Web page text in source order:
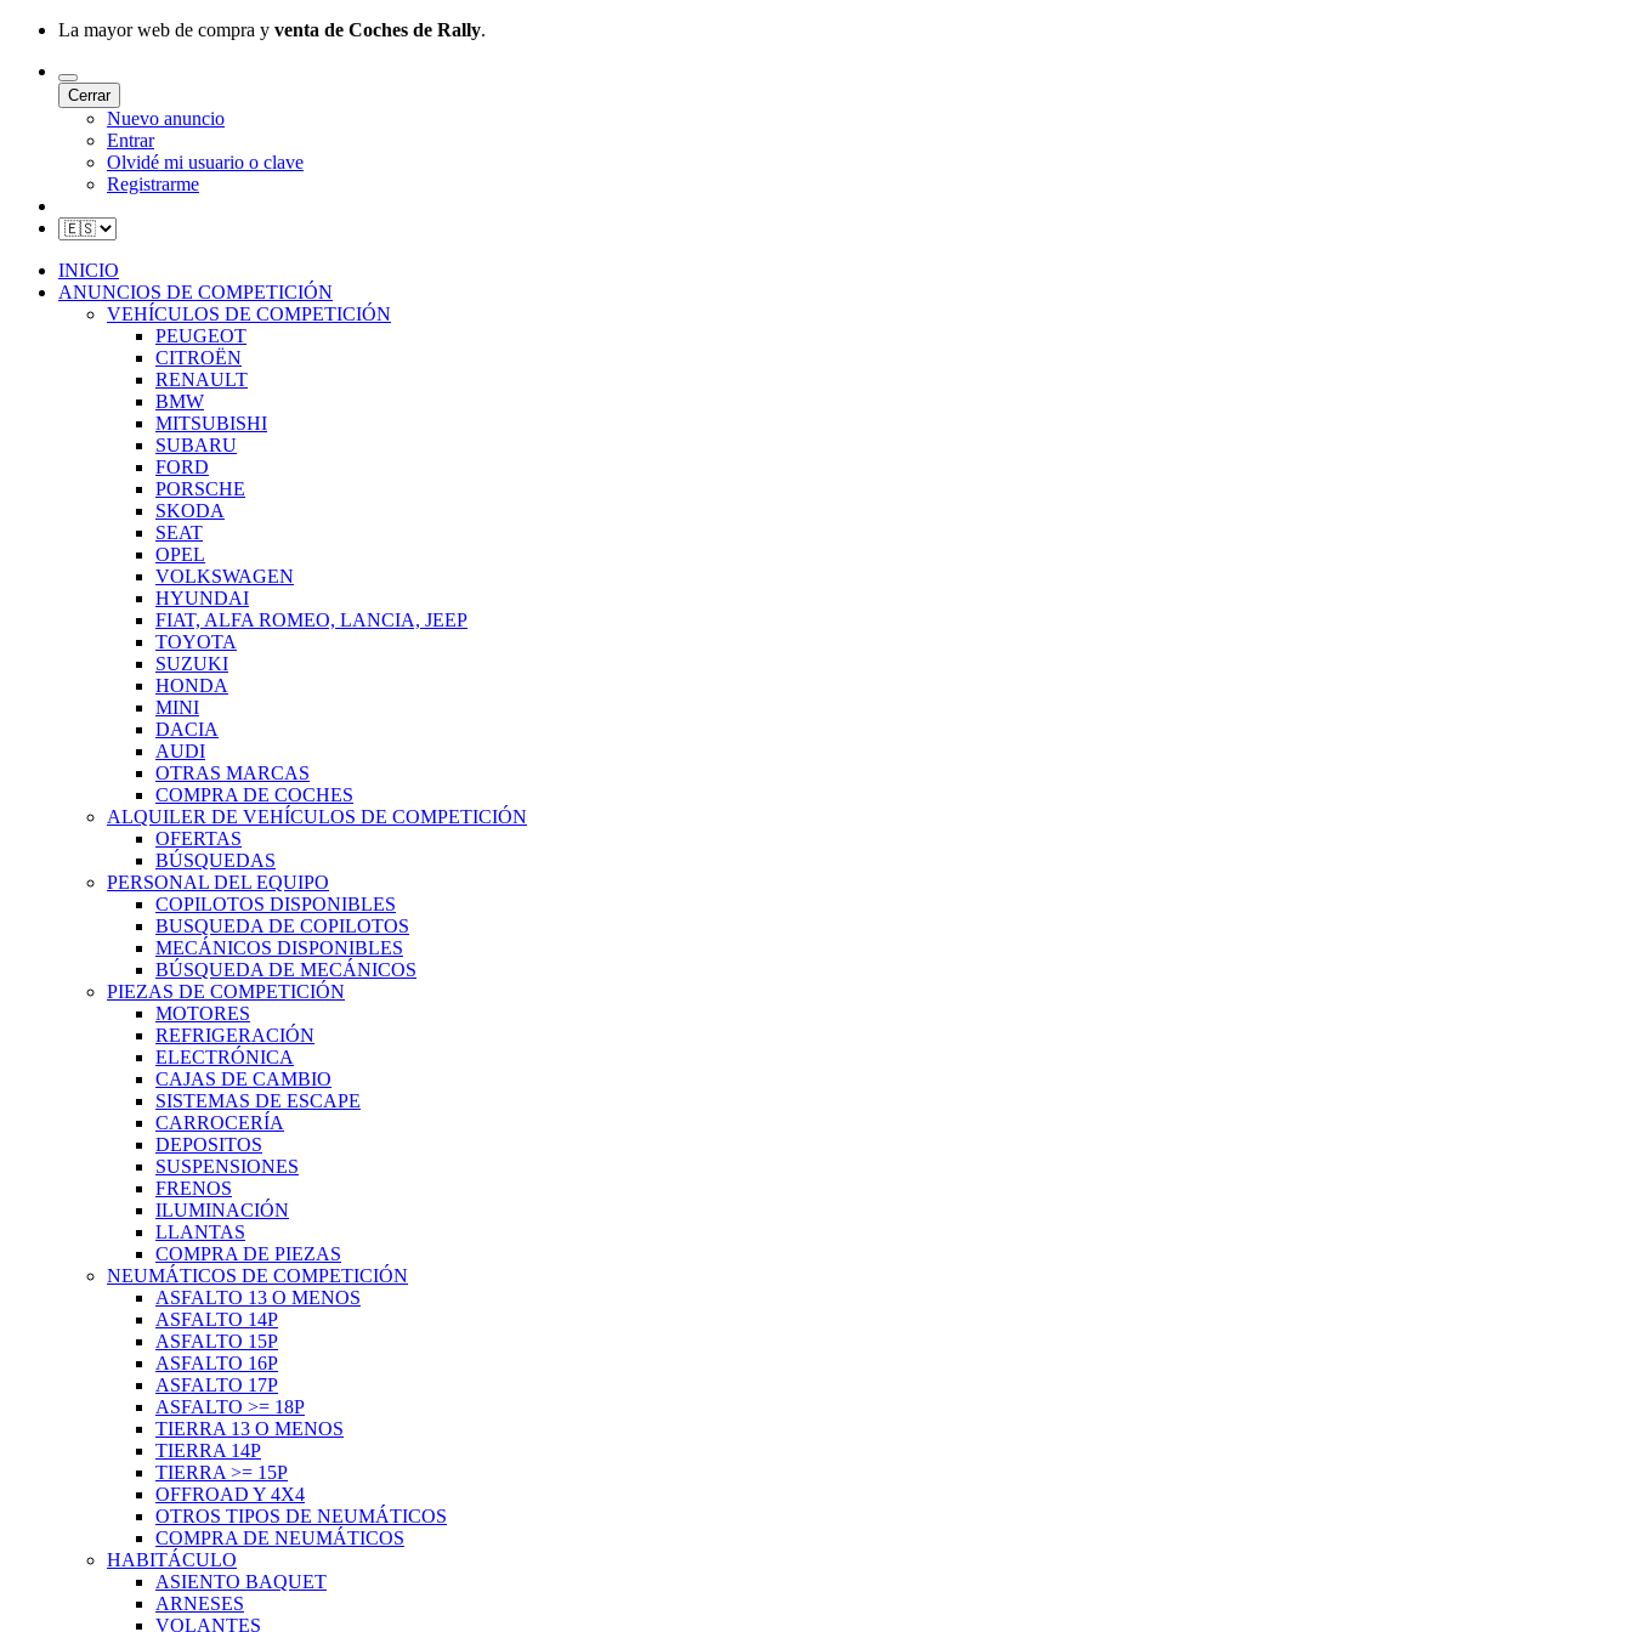
La mayor web de compra y venta de Coches de Rally.
Cerrar
Nuevo anuncio
Entrar
Olvidé mi usuario o clave
Registrarme
INICIO
ANUNCIOS DE COMPETICIÓN
VEHÍCULOS DE COMPETICIÓN
PEUGEOT
CITROËN
RENAULT
BMW
MITSUBISHI
SUBARU
FORD
PORSCHE
SKODA
SEAT
OPEL
VOLKSWAGEN
HYUNDAI
FIAT, ALFA ROMEO, LANCIA, JEEP
TOYOTA
SUZUKI
HONDA
MINI
DACIA
AUDI
OTRAS MARCAS
COMPRA DE COCHES
ALQUILER DE VEHÍCULOS DE COMPETICIÓN
OFERTAS
BÚSQUEDAS
PERSONAL DEL EQUIPO
COPILOTOS DISPONIBLES
BUSQUEDA DE COPILOTOS
MECÁNICOS DISPONIBLES
BÚSQUEDA DE MECÁNICOS
PIEZAS DE COMPETICIÓN
MOTORES
REFRIGERACIÓN
ELECTRÓNICA
CAJAS DE CAMBIO
SISTEMAS DE ESCAPE
CARROCERÍA
DEPOSITOS
SUSPENSIONES
FRENOS
ILUMINACIÓN
LLANTAS
COMPRA DE PIEZAS
NEUMÁTICOS DE COMPETICIÓN
ASFALTO 13 O MENOS
ASFALTO 14P
ASFALTO 15P
ASFALTO 16P
ASFALTO 17P
ASFALTO >= 18P
TIERRA 13 O MENOS
TIERRA 14P
TIERRA >= 15P
OFFROAD Y 4X4
OTROS TIPOS DE NEUMÁTICOS
COMPRA DE NEUMÁTICOS
HABITÁCULO
ASIENTO BAQUET
ARNESES
VOLANTES